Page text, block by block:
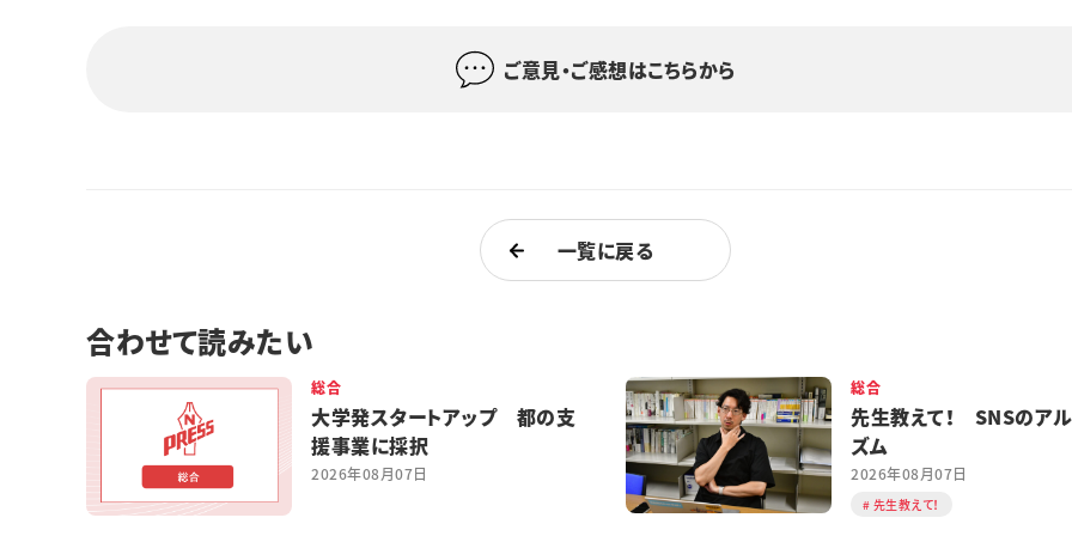
ご意見・ご感想はこちらから
一覧に戻る
合わせて読みたい
総合
大学発スタートアップ 都の支
援事業に採択
2026年08月07日
総合
先生教えて！ SNSのア
ズム
2026年08月07日
先生教えて！